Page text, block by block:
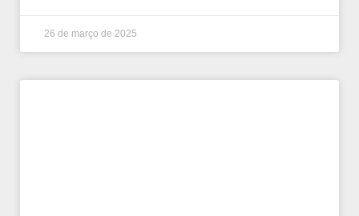
26 de março de 2025